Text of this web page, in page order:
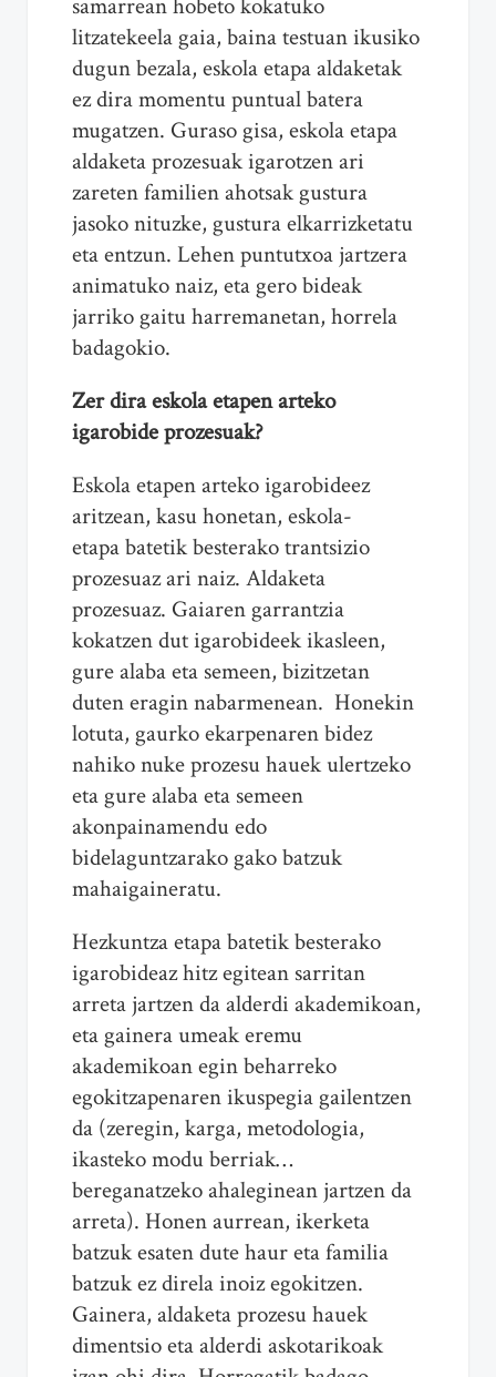
samarrean hobeto kokatuko
litzatekeela gaia, baina testuan ikusiko
dugun bezala, eskola etapa aldaketak
ez dira momentu puntual batera
mugatzen. Guraso gisa, eskola etapa
aldaketa prozesuak igarotzen ari
zareten familien ahotsak gustura
jasoko nituzke, gustura elkarrizketatu
eta entzun. Lehen puntutxoa jartzera
animatuko naiz, eta gero bideak
jarriko gaitu harremanetan, horrela
badagokio.
Zer dira eskola etapen arteko
igarobide prozesuak?
Eskola etapen arteko igarobideez
aritzean, kasu honetan, eskola-
etapa batetik besterako trantsizio
prozesuaz ari naiz. Aldaketa
prozesuaz. Gaiaren garrantzia
kokatzen dut igarobideek ikasleen,
gure alaba eta semeen, bizitzetan
duten eragin nabarmenean. Honekin
lotuta, gaurko ekarpenaren bidez
nahiko nuke prozesu hauek ulertzeko
eta gure alaba eta semeen
akonpainamendu edo
bidelaguntzarako gako batzuk
mahaigaineratu.
Hezkuntza etapa batetik besterako
igarobideaz hitz egitean sarritan
arreta jartzen da alderdi akademikoan,
eta gainera umeak eremu
akademikoan egin beharreko
egokitzapenaren ikuspegia gailentzen
da (zeregin, karga, metodologia,
ikasteko modu berriak…
bereganatzeko ahaleginean jartzen da
arreta). Honen aurrean, ikerketa
batzuk esaten dute haur eta familia
batzuk ez direla inoiz egokitzen.
Gainera, aldaketa prozesu hauek
dimentsio eta alderdi askotarikoak